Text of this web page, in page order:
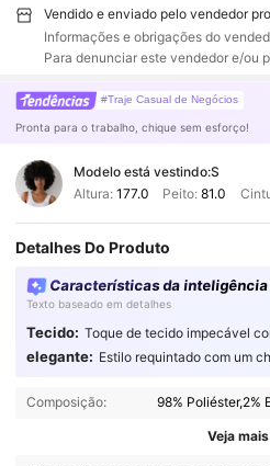
Vendido e enviado pelo vendedor
Informações e obrigações do
Para denunciar este vendedor e/ou
#Traje Casual de Negócios
Pronta para o trabalho, chique sem esforço!
Modelo está vestindo:S
Altura: 177.0 Peito:81.0
Detalhes Do Produto
Características da
Texto baseado em detalhes
Tecido: Toque de tecido impecável
elegante: Estilo requintado com um
Composição: 98% Poliéster,2%
Veja mais